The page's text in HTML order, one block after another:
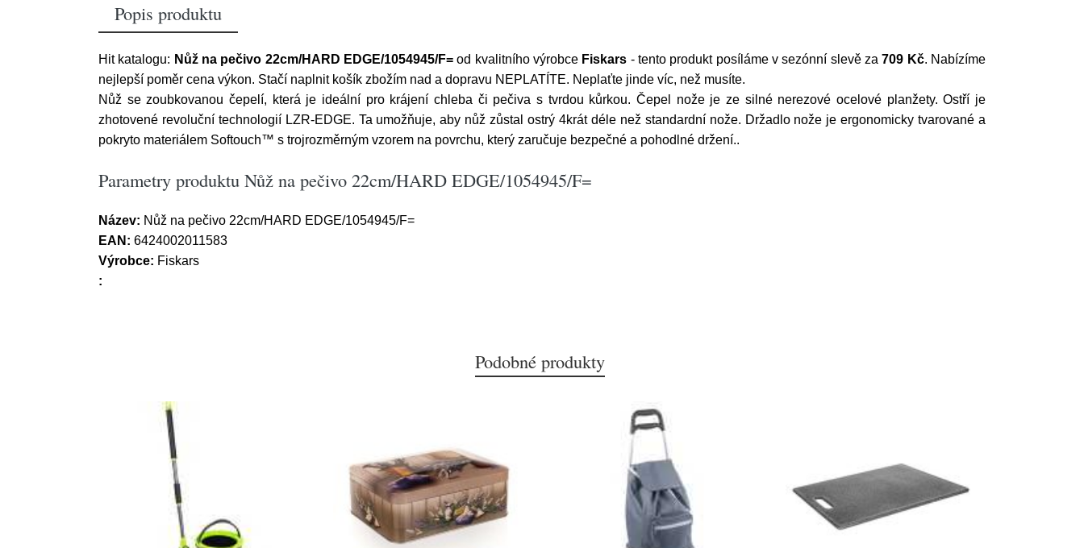
Popis produktu
Hit katalogu: Nůž na pečivo 22cm/HARD EDGE/1054945/F= od kvalitního výrobce Fiskars - tento produkt posíláme v sezónní slevě za709 Kč. Nabízíme
nejlepší poměr cena výkon. Stačí naplnit košík zbožím nad a dopravu NEPLATÍTE. Neplaťte jinde víc, než musíte.
Nůž se zoubkovanou čepelí, která je ideální pro krájení chleba či pečiva s tvrdou kůrkou. Čepel nože je ze silné nerezové ocelové planžety. Ostří je
zhotovené revoluční technologií LZR-EDGE. Ta umožňuje, aby nůž zůstal ostrý 4krát déle než standardní nože. Držadlo nože je ergonomicky tvarované a
pokryto materiálem Softouch™ s trojrozměrným vzorem na povrchu, který zaručuje bezpečné a pohodlné držení..
Parametry produktu Nůž na pečivo 22cm/HARD EDGE/1054945/F=
Název: Nůž na pečivo 22cm/HARD EDGE/1054945/F=
EAN: 6424002011583
Výrobce: Fiskars
:
Podobné produkty